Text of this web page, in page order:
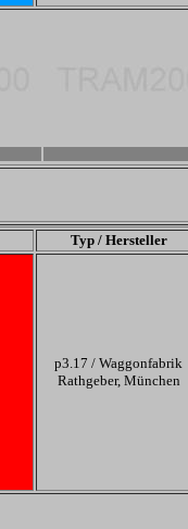
Typ / Hersteller
p3.17 / Waggonfabrik
Rathgeber, München